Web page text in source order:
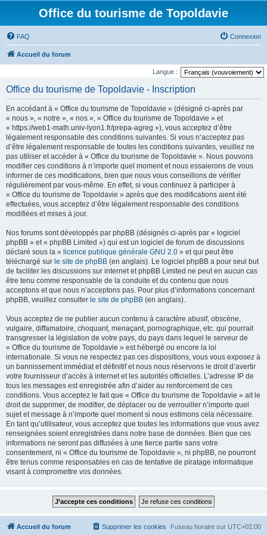
Office du tourisme de Topoldavie
FAQ Connexion
Accueil du forum
Langue :
Office du tourisme de Topoldavie - Inscription
En accédant à « Office du tourisme de Topoldavie » (désigné ci-après par
« nous », « notre », « nos », « Office du tourisme de Topoldavie » et
« https://web1-math.univ-lyon1.fr/prepa-agreg »), vous acceptez d’être
légalement responsable des conditions suivantes. Si vous n’acceptez pas
d’être légalement responsable de toutes les conditions suivantes, veuillez ne
pas utiliser et accéder à « Office du tourisme de Topoldavie ». Nous pouvons
modifier ces conditions à n’importe quel moment et nous essaierons de vous
informer de ces modifications, bien que nous vous conseillons de vérifier
régulièrement par vous-même. En effet, si vous continuez à participer à
« Office du tourisme de Topoldavie » après que des modifications aient été
effectuées, vous acceptez d’être légalement responsable des conditions
modifiées et mises à jour.
Nos forums sont développés par phpBB (désignés ci-après par « logiciel
phpBB » et « phpBB Limited ») qui est un logiciel de forum de discussions
déclaré sous la « licence publique générale GNU 2.0 » et qui peut être
téléchargé sur le site de phpBB (en anglais). Le logiciel phpBB a pour seul but
de faciliter les discussions sur internet et phpBB Limited ne peut en aucun cas
être tenu comme responsable de la conduite et du contenu que nous
acceptons et que nous n’acceptons pas. Pour plus d’informations concernant
phpBB, veuillez consulter le site de phpBB (en anglais).
Vous acceptez de ne publier aucun contenu à caractère abusif, obscène,
vulgaire, diffamatoire, choquant, menaçant, pornographique, etc. qui pourrait
transgresser la législation de votre pays, du pays dans lequel le serveur de
« Office du tourisme de Topoldavie » est hébergé ou encore la loi
internationale. Si vous ne respectez pas ces dispositions, vous vous exposez à
un bannissement immédiat et définitif et nous nous réservons le droit d’avertir
votre fournisseur d’accès à internet et les autorités officielles. L’adresse IP de
tous les messages est enregistrée afin d’aider au renforcement de ces
conditions. Vous acceptez le fait que « Office du tourisme de Topoldavie » ait le
droit de supprimer, de modifier, de déplacer ou de verrouiller n’importe quel
sujet et message à n’importe quel moment si nous estimons cela nécessaire.
En tant qu’utilisateur, vous acceptez que toutes les informations que vous avez
renseignées soient enregistrées dans notre base de données. Bien que ces
informations ne seront pas diffusées à une tierce partie sans votre
consentement, ni « Office du tourisme de Topoldavie », ni phpBB, ne pourront
être tenus comme responsables en cas de tentative de piratage informatique
visant à compromettre vos données.
Accueil du forum Fuseau horaire sur UTC+02:00
Supprimer les cookies